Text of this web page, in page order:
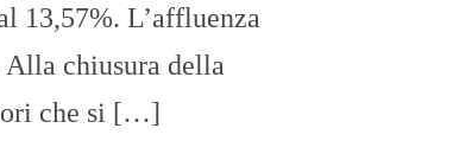
13,57%. L’affluenza
chiusura della
che si […]